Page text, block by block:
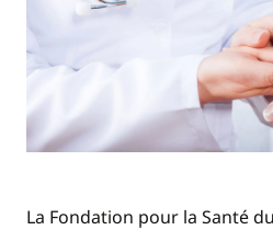
La Fondation pour la Santé